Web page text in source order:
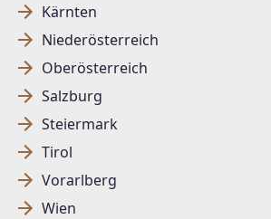
Kärnten
Niederösterreich
Oberösterreich
Salzburg
Steiermark
Tirol
Vorarlberg
Wien